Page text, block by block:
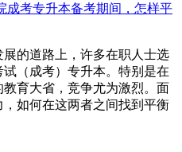
成考专升本备考期间，怎样平
的道路上，许多在职人士选
（成考）专升本。特别是在
育大省，竞争尤为激烈。面
如何在这两者之间找到平衡